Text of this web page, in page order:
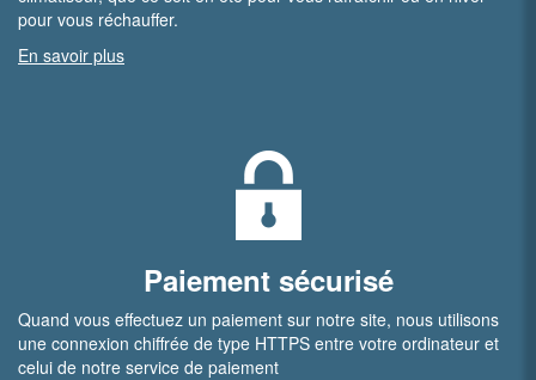
pour vous réchauffer.
En savoir plus
Paiement sécurisé
Quand vous effectuez un paiement sur notre site, nous utilisons
une connexion chiffrée de type HTTPS entre votre ordinateur et
celui de notre service de paiement